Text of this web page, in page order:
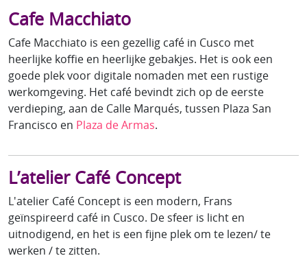
Cafe Macchiato
Cafe Macchiato is een gezellig café in Cusco met
heerlijke koffie en heerlijke gebakjes. Het is ook een
goede plek voor digitale nomaden met een rustige
werkomgeving. Het café bevindt zich op de eerste
verdieping, aan de Calle Marqués, tussen Plaza San
Francisco en Plaza de Armas.
L’atelier Café Concept
L'atelier Café Concept is een modern, Frans
geïnspireerd café in Cusco. De sfeer is licht en
uitnodigend, en het is een fijne plek om te lezen/ te
werken / te zitten.